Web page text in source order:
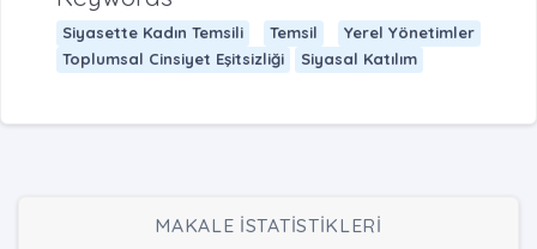
Siyasette Kadın Temsili Temsil
Yerel Yönetimler
Toplumsal Cinsiyet Eşitsizliği
Siyasal Katılım
MAKALE İSTATİSTİKLERİ